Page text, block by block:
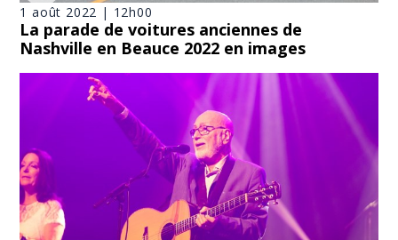
1 août 2022 | 12h00
La parade de voitures anciennes de
Nashville en Beauce 2022 en images